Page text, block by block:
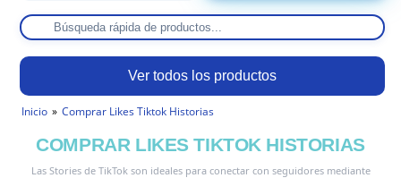
Ver todos los productos
Inicio Comprar Likes Tiktok Historias
COMPRAR LIKES TIKTOK HISTORIAS
Las Stories de TikTok son ideales para conectar con seguidores mediante